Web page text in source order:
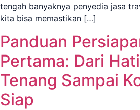
tengah banyaknya penyedia jasa
kita bisa memastikan […]
Panduan
Pertama: Dari
Tenang Sampai
Siap